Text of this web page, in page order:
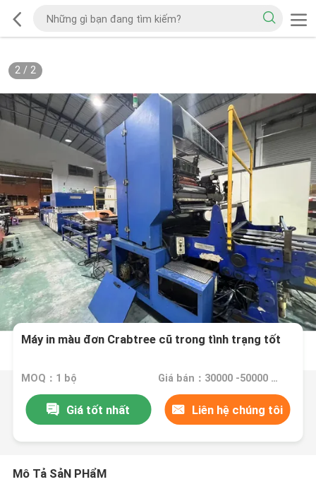
2/ 2
Máy in màu đơn Crabtree cũ trong tình trạng tốt
MOQ：1 bộ Giá bán：30000 -50000 usd
Giá tốt nhất Liên hệ chúng tôi
Mô Tả SảN PHẩM